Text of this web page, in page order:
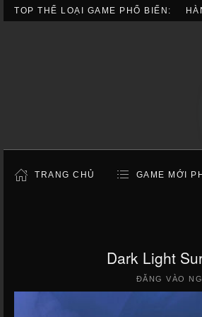
TOP THỂ LOẠI GAME PHỔ BIẾN:
TRANG CHỦ GAME MỚI
Dark Light
ĐĂNG VÀO